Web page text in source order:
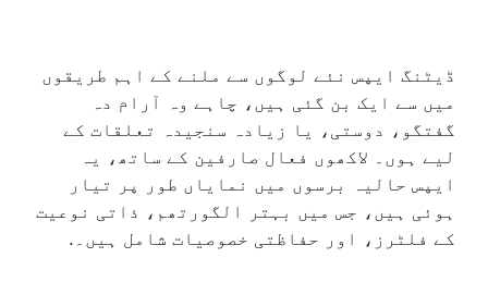
ڈیٹنگ ایپس نئے لوگوں سے ملنے کے اہم طریقوں
میں سے ایک بن گئی ہیں، چاہے وہ آرام دہ
گفتگو، دوستی، یا زیادہ سنجیدہ تعلقات کے
لیے ہوں۔ لاکھوں فعال صارفین کے ساتھ، یہ
ایپس حالیہ برسوں میں نمایاں طور پر تیار
ہوئی ہیں، جس میں بہتر الگورتھم، ذاتی نوعیت
کے فلٹرز، اور حفاظتی خصوصیات شامل ہیں۔.